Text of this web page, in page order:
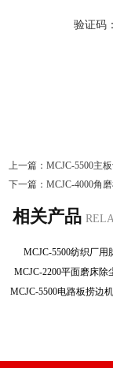
验证码
上一篇： MCJC-5500主
下一篇： MCJC-4000角
相关产品
MCJC-5500纺织厂
MCJC-2200平面磨床